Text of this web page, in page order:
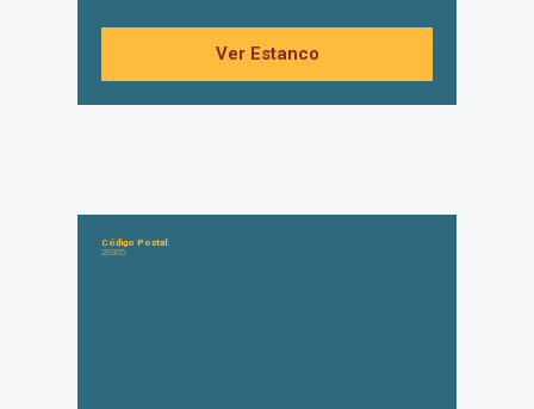
Ver Estanco
Código Postal:
20305